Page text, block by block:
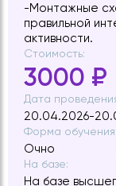
-Монтажные
правильной
активности.
Стоимость:
3000 ₽
Дата
20.04.2026-
Форма обучения:
Очно
На базе:
На базе